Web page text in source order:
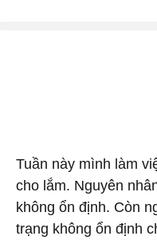
Tuần này mình làm
cho lắm. Nguyên
không ổn định. Còn
trạng không ổn định